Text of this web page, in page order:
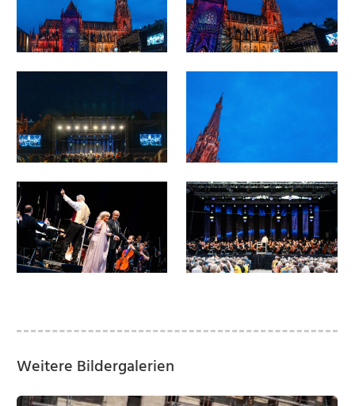
Weitere Bildergalerien